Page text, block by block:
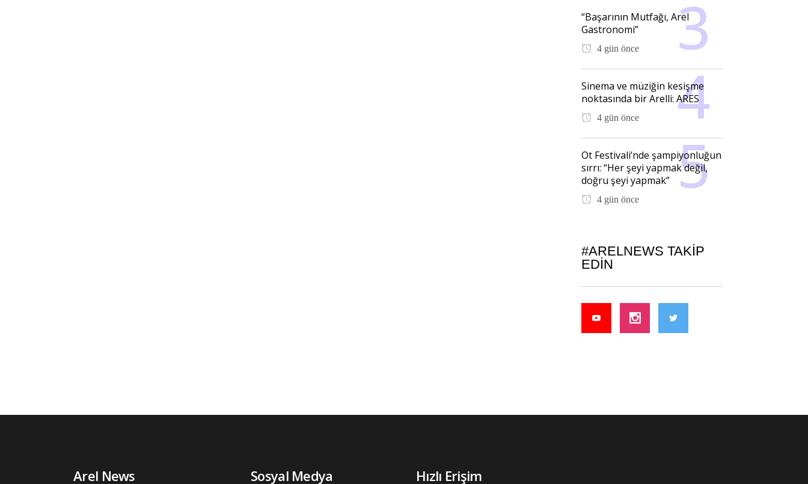
“Başarının Mutfağı, Arel
Gastronomi”
4 gün önce
Sinema ve müziğin kesişme
noktasında bir Arelli: ARES
4 gün önce
Ot Festivali’nde şampiyonluğun
sırrı: “Her şeyi yapmak değil,
doğru şeyi yapmak”
4 gün önce
#ARELNEWS TAKIP
EDIN
Arel News Sosyal Medya Hızlı Erişim